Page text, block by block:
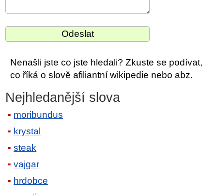
Nenašli jste co jste hledali? Zkuste se podívat,
co říká o slově afiliantní wikipedie nebo abz.
Nejhledanější slova
moribundus
krystal
steak
vajgar
hrdobce